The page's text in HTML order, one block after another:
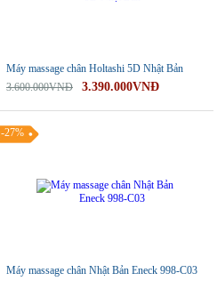
Máy massage chân Holtashi 5D Nhật Bản
3.600.000VNĐ
3.390.000VNĐ
Máy massage chân Nhật Bản Eneck 998-C03
-27%